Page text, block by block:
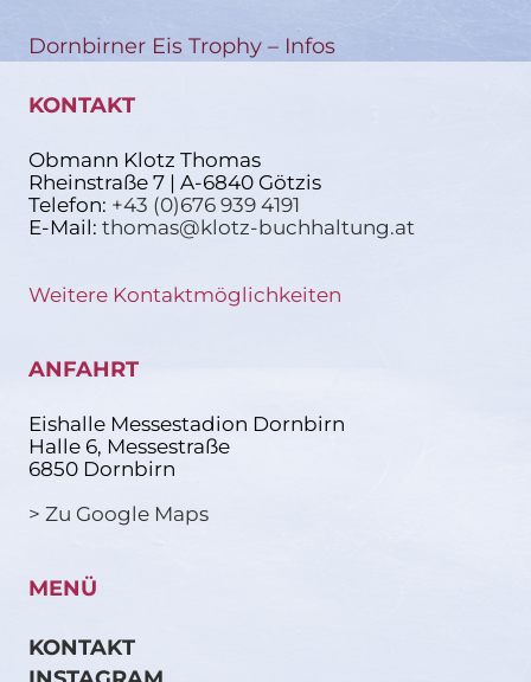
Dornbirner Eis Trophy – Infos
KONTAKT
Obmann Klotz Thomas
Rheinstraße 7 | A-6840 Götzis
Telefon: +43 (0)676 939 4191
E-Mail: thomas@klotz-buchhaltung.at
Weitere Kontaktmöglichkeiten
ANFAHRT
Eishalle Messestadion Dornbirn
Halle 6, Messestraße
6850 Dornbirn
> Zu Google Maps
MENÜ
KONTAKT